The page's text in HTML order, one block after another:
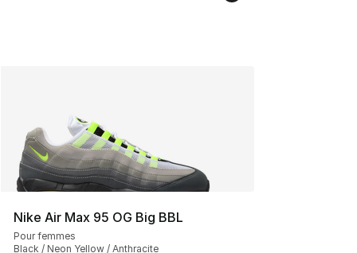
Nike Air Max 95 OG Big BBL
Pour femmes
Black / Neon Yellow / Anthracite